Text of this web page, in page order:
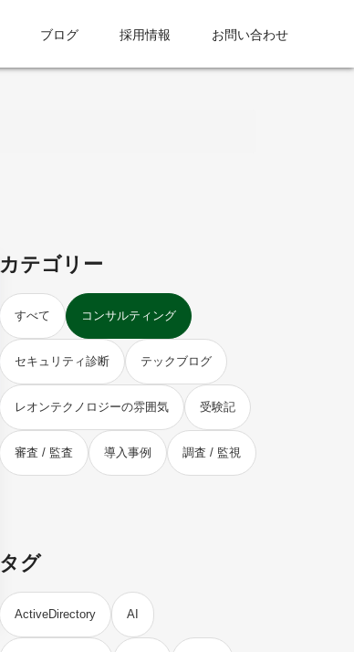
ブログ 採用情報 お問い合わせ
カテゴリー
すべて コンサルティング
セキュリティ診断 テックブログ
レオンテクノロジーの雰囲気 受験記
審査 / 監査 導入事例 調査 / 監視
タグ
ActiveDirectory AI